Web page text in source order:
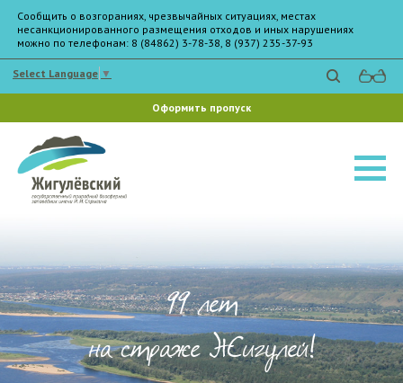
Сообщить о возгораниях, чрезвычайных ситуациях, местах
несанкционированного размещения отходов и иных нарушениях
можно по телефонам: 8 (84862) 3-78-38, 8 (937) 235-37-93
Select Language ▼
Оформить пропуск
99 лет
на страже Жигулей!